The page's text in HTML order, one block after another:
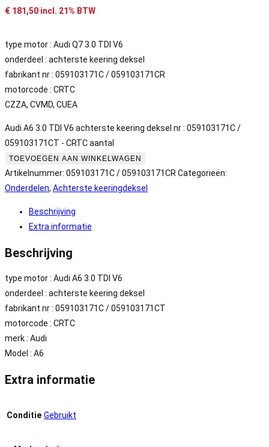
€ 181,50 incl. 21% BTW
type motor : Audi Q7 3.0 TDI V6
onderdeel : achterste keering deksel
fabrikant nr : 059103171C / 059103171CR
motorcode : CRTC
CZZA, CVMD, CUEA
Audi A6 3.0 TDI V6 achterste keering deksel nr : 059103171C /
059103171CT - CRTC aantal
TOEVOEGEN AAN WINKELWAGEN
Artikelnummer: 059103171C / 059103171CR Categorieën:
Onderdelen, Achterste keeringdeksel
Beschrijving
Extra informatie
Beschrijving
type motor : Audi A6 3.0 TDI V6
onderdeel : achterste keering deksel
fabrikant nr : 059103171C / 059103171CT
motorcode : CRTC
merk : Audi
Model : A6
Extra informatie
Conditie Gebruikt